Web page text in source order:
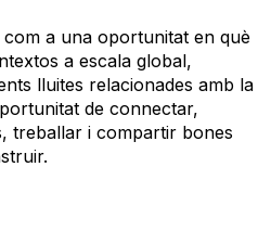
a una oportunitat en què
a escala global,
lluites relacionades amb la
de connectar,
treballar i compartir bones